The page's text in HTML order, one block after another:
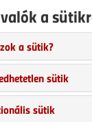
cikk |
23
utoljára. A
(képek,
a
a sütik?
sütik
sütik